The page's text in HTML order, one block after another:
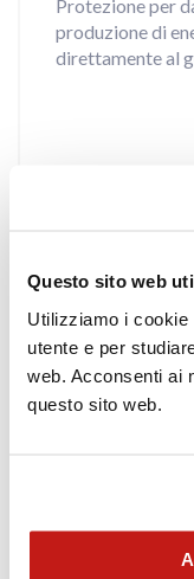
Questo sito web
Utilizziamo i cookie
utente e per
web. Acconsenti ai
questo sito web.
Protezione per
produzione di
direttamente al
Protezione
Impianto
Opzioni per il
risarcimento per